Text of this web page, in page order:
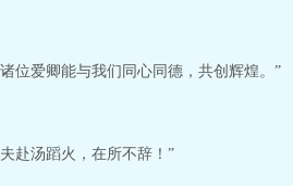
位爱卿能与我们同心同德，共创辉煌。”
赴汤蹈火，在所不辞！”